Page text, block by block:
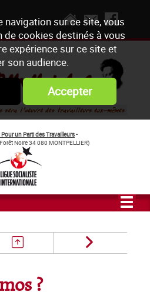
navigation sur ce site, vous
de cookies destinés à vous
expérience sur ce site et
son audience.
Accepter
un Parti des Travailleurs-
Noire 34 080 MONTPELLIER)
?